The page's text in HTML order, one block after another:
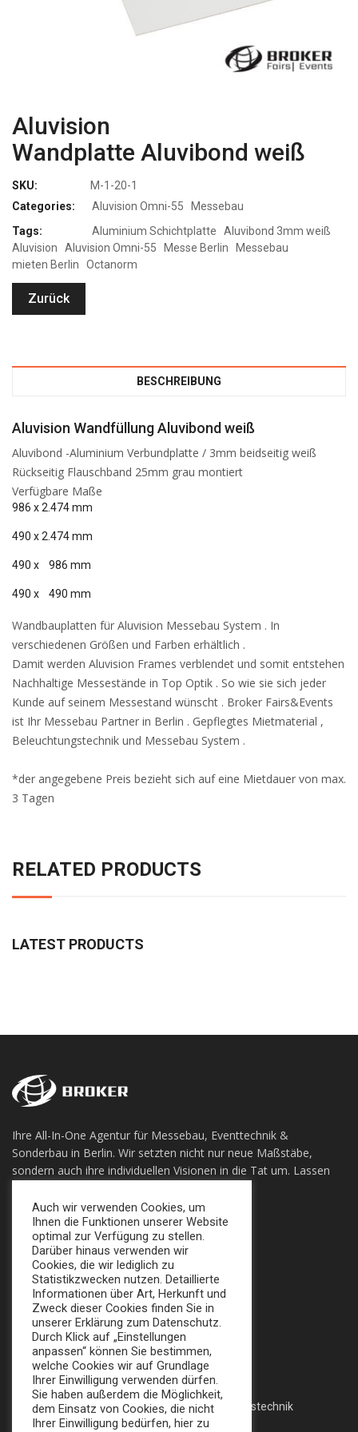
Aluvision
Wandplatte Aluvibond weiß
SKU:
M-1-20-1
Categories:
Aluvision Omni-55
Messebau
Tags:
Aluminium Schichtplatte
Aluvibond 3mm weiß
Aluvision
Aluvision Omni-55 Messe Berlin
Messebau
mieten Berlin
Octanorm
Zurück
BESCHREIBUNG
Aluvision Wandfüllung Aluvibond weiß
Aluvibond -Aluminium Verbundplatte / 3mm beidseitig weiß
Rückseitig Flauschband 25mm grau montiert
Verfügbare Maße
986 x 2.474 mm
490 x 2.474 mm
490 x 986 mm
490 x 490 mm
Wandbauplatten für Aluvision Messebau System . In
verschiedenen Größen und Farben erhältlich .
Damit werden Aluvision Frames verblendet und somit entstehen
Nachhaltige Messestände in Top Optik . So wie sie sich jeder
Kunde auf seinem Messestand wünscht . Broker Fairs&Events
ist Ihr Messebau Partner in Berlin . Gepflegtes Mietmaterial ,
Beleuchtungstechnik und Messebau System .
*der angegebene Preis bezieht sich auf eine Mietdauer von max.
3 Tagen
RELATED PRODUCTS
LATEST PRODUCTS
Ihre All-In-One Agentur für Messebau, Eventtechnik &
Sonderbau in Berlin. Wir setzten nicht nur neue Maßstäbe,
sondern auch ihre individuellen Visionen in die Tat um. Lassen
+49 (0) 30 924 0 95 97
Apollofalterallee 98, 12683 Berlin
info@broker-gmbh.de
INFORMATIONEN
Impressum
Datenschutz
AGB
MENÜ
Home
Messe
Veranstaltungstechnik
Auch wir verwenden Cookies, um
Ihnen die Funktionen unserer Website
optimal zur Verfügung zu stellen.
Darüber hinaus verwenden wir
Cookies, die wir lediglich zu
Statistikzwecken nutzen. Detaillierte
Informationen über Art, Herkunft und
Zweck dieser Cookies finden Sie in
unserer Erklärung zum Datenschutz.
Durch Klick auf „Einstellungen
anpassen“ können Sie bestimmen,
welche Cookies wir auf Grundlage
Ihrer Einwilligung verwenden dürfen.
Sie haben außerdem die Möglichkeit,
dem Einsatz von Cookies, die nicht
Ihrer Einwilligung bedürfen, hier zu